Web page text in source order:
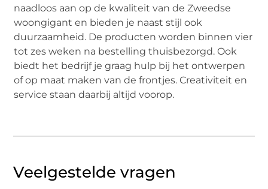
naadloos aan op de kwaliteit van de Zweedse
woongigant en bieden je naast stijl ook
duurzaamheid. De producten worden binnen vier
tot zes weken na bestelling thuisbezorgd. Ook
biedt het bedrijf je graag hulp bij het ontwerpen
of op maat maken van de frontjes. Creativiteit en
service staan daarbij altijd voorop.
Veelgestelde vragen